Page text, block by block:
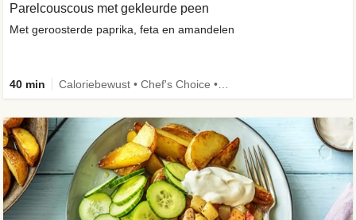
Parelcouscous met gekleurde peen
Met geroosterde paprika, feta en amandelen
40 min